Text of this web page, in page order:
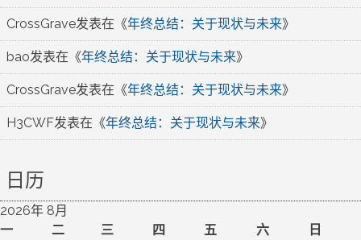
CrossGrave发表在《年终总结：关于现状与未来》
bao发表在《年终总结：关于现状与未来》
CrossGrave发表在《年终总结：关于现状与未来》
H3CWF发表在《年终总结：关于现状与未来》
日历
2026年 8月
一
二 三 四 五 六
日